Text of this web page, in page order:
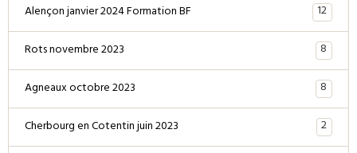
Alençon janvier 2024 Formation BF
12
Rots novembre 2023
8
Agneaux octobre 2023
8
Cherbourg en Cotentin juin 2023
2